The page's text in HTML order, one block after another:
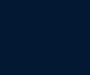
επιχειρηματικό
εκδήλωση σε αυτήν